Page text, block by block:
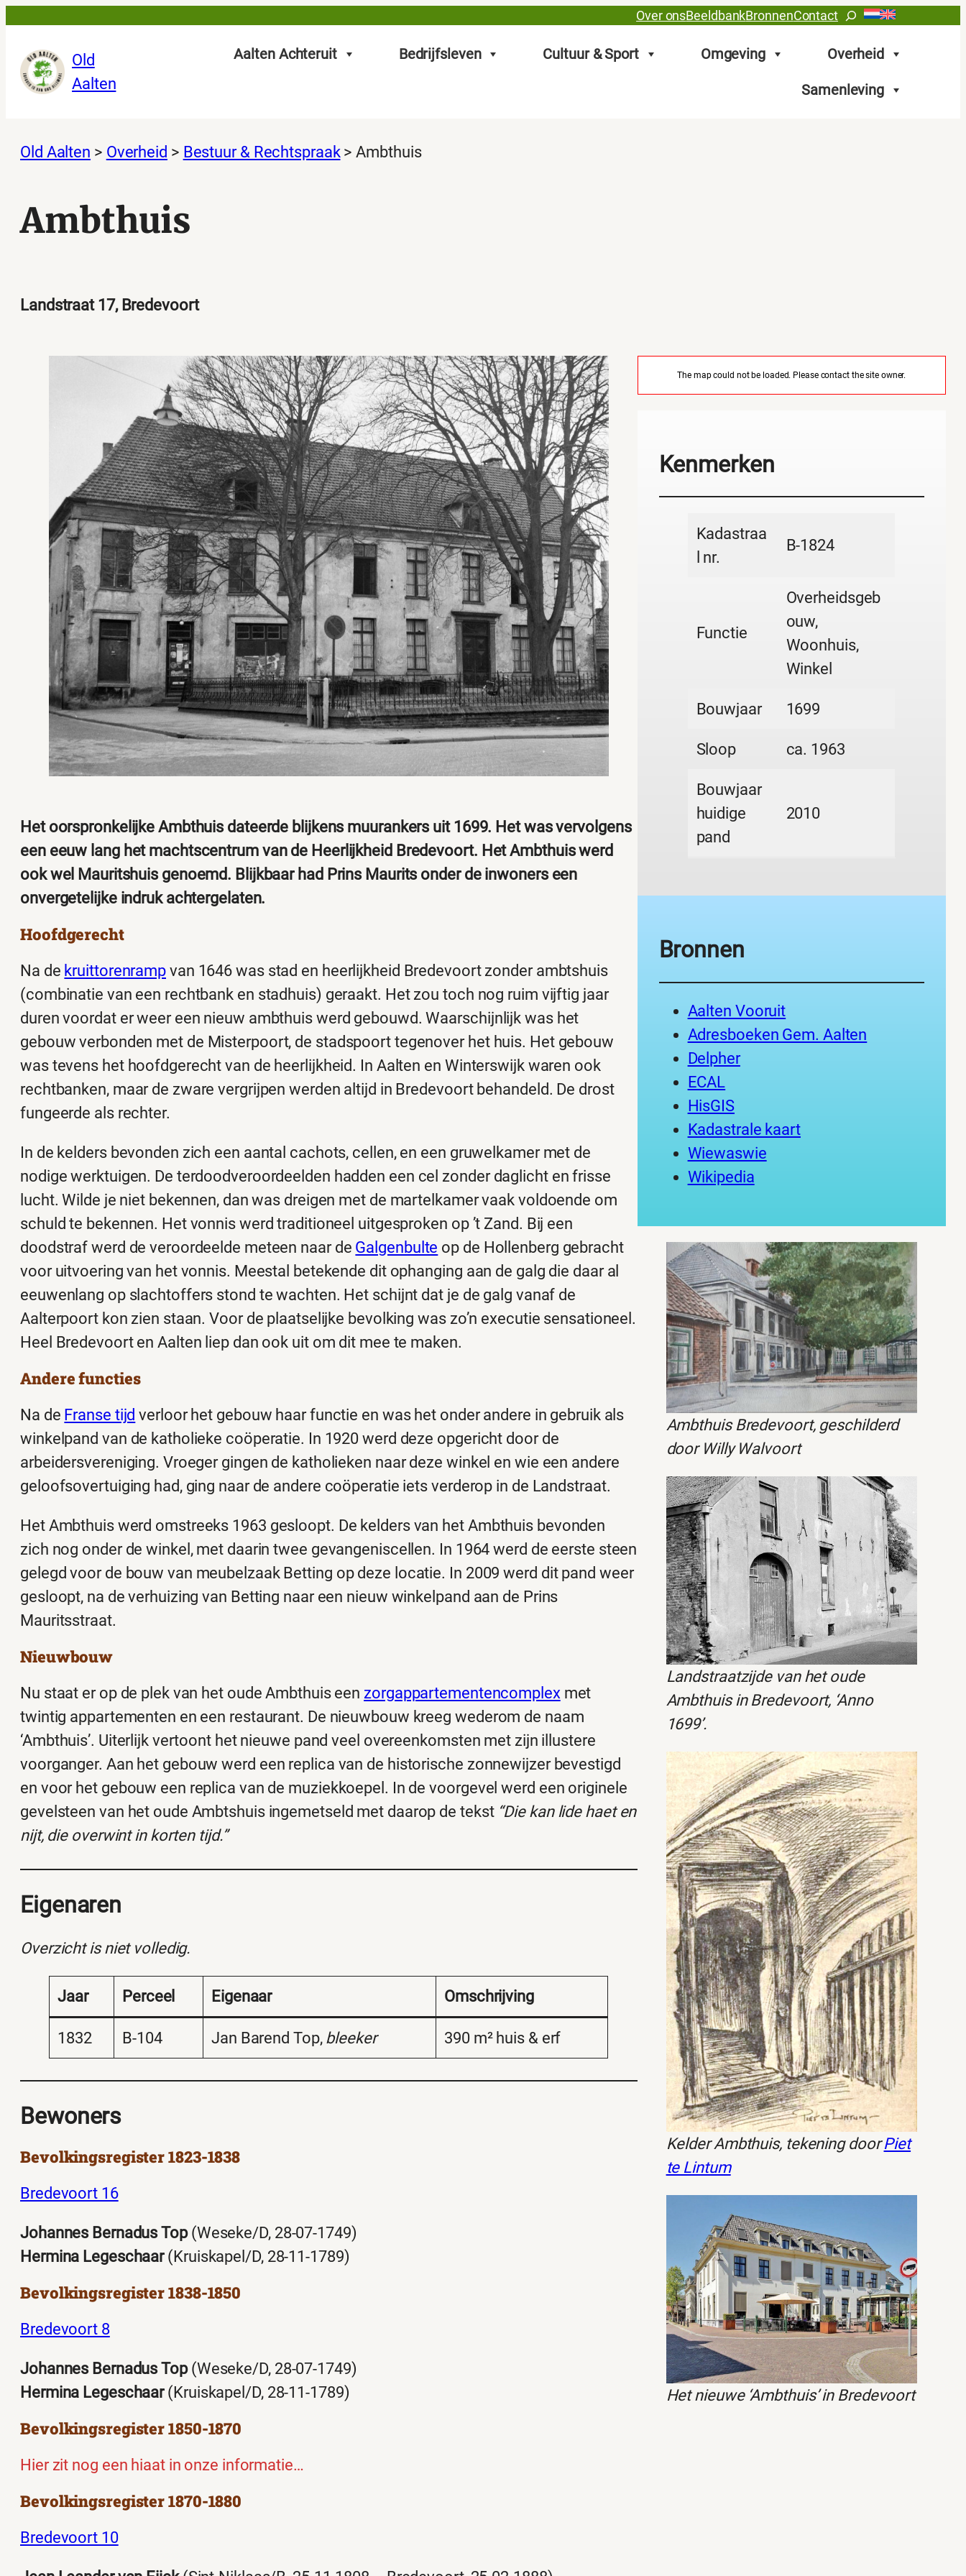
de
inhoud
Over onsBeeldbankBronnenContactZoeken
Old
Aalten
Aalten Achteruit Bedrijfsleven Cultuur & Sport Omgeving Overheid
Samenleving
Old Aalten > Overheid > Bestuur & Rechtspraak>Ambthuis
Ambthuis
Landstraat 17, Bredevoort
Het oorspronkelijke Ambthuis dateerde blijkens muurankers uit 1699. Het was vervolgens
een eeuw lang het machtscentrum van de Heerlijkheid Bredevoort. Het Ambthuis werd
ook wel Mauritshuis genoemd. Blijkbaar had Prins Maurits onder de inwoners een
onvergetelijke indruk achtergelaten.
Hoofdgerecht
Na de kruittorenramp van 1646 was stad en heerlijkheid Bredevoort zonder ambtshuis
(combinatie van een rechtbank en stadhuis) geraakt. Het zou toch nog ruim vijftig jaar
duren voordat er weer een nieuw ambthuis werd gebouwd. Waarschijnlijk was het
gebouw verbonden met de Misterpoort, de stadspoort tegenover het huis. Het gebouw
was tevens het hoofdgerecht van de heerlijkheid. In Aalten en Winterswijk waren ook
rechtbanken, maar de zware vergrijpen werden altijd in Bredevoort behandeld. De drost
fungeerde als rechter.
In de kelders bevonden zich een aantal cachots, cellen, en een gruwelkamer met de
nodige werktuigen. De terdoodveroordeelden hadden een cel zonder daglicht en frisse
lucht. Wilde je niet bekennen, dan was dreigen met de martelkamer vaak voldoende om
schuld te bekennen. Het vonnis werd traditioneel uitgesproken op ’t Zand. Bij een
doodstraf werd de veroordeelde meteen naar de Galgenbulte op de Hollenberg gebracht
voor uitvoering van het vonnis. Meestal betekende dit ophanging aan de galg die daar al
eeuwenlang op slachtoffers stond te wachten. Het schijnt dat je de galg vanaf de
Aalterpoort kon zien staan. Voor de plaatselijke bevolking was zo’n executie sensationeel.
Heel Bredevoort en Aalten liep dan ook uit om dit mee te maken.
Andere functies
Na de Franse tijd verloor het gebouw haar functie en was het onder andere in gebruik als
winkelpand van de katholieke coöperatie. In 1920 werd deze opgericht door de
arbeidersvereniging. Vroeger gingen de katholieken naar deze winkel en wie een andere
geloofsovertuiging had, ging naar de andere coöperatie iets verderop in de Landstraat.
Het Ambthuis werd omstreeks 1963 gesloopt. De kelders van het Ambthuis bevonden
zich nog onder de winkel, met daarin twee gevangeniscellen. In 1964 werd de eerste steen
gelegd voor de bouw van meubelzaak Betting op deze locatie. In 2009 werd dit pand weer
gesloopt, na de verhuizing van Betting naar een nieuw winkelpand aan de Prins
Mauritsstraat.
Nieuwbouw
Nu staat er op de plek van het oude Ambthuis een zorgappartementencomplex met
twintig appartementen en een restaurant. De nieuwbouw kreeg wederom de naam
‘Ambthuis’. Uiterlijk vertoont het nieuwe pand veel overeenkomsten met zijn illustere
voorganger. Aan het gebouw werd een replica van de historische zonnewijzer bevestigd
en voor het gebouw een replica van de muziekkoepel. In de voorgevel werd een originele
gevelsteen van het oude Ambtshuis ingemetseld met daarop de tekst “Die kan lide haet en
nijt, die overwint in korten tijd.”
Eigenaren
Overzicht is niet volledig.
Jaar Perceel Eigenaar Omschrijving
1832 B-104 Jan Barend Top, bleeker 390 m² huis & erf
Bewoners
Bevolkingsregister 1823-1838
Bredevoort 16
Johannes Bernadus Top(Weseke/D, 28-07-1749)
Hermina Legeschaar(Kruiskapel/D, 28-11-1789)
Bevolkingsregister 1838-1850
Bredevoort 8
Johannes Bernadus Top(Weseke/D, 28-07-1749)
Hermina Legeschaar(Kruiskapel/D, 28-11-1789)
Bevolkingsregister 1850-1870
Hier zit nog een hiaat in onze informatie…
Bevolkingsregister 1870-1880
Bredevoort 10
The map could not be loaded. Please contact the site owner.
Kenmerken
Kadastraa
l nr.
B-1824
Functie
Overheidsgeb
ouw,
Woonhuis,
Winkel
Bouwjaar 1699
Sloop ca. 1963
Bouwjaar
huidige
pand
2010
Bronnen
Aalten Vooruit
Adresboeken Gem. Aalten
Delpher
ECAL
HisGIS
Kadastrale kaart
Wiewaswie
Wikipedia
Ambthuis Bredevoort, geschilderd
door Willy Walvoort
Landstraatzijde van het oude
Ambthuis in Bredevoort, ‘Anno
1699’.
Kelder Ambthuis, tekening doorPiet
te Lintum
Het nieuwe ‘Ambthuis’ in Bredevoort